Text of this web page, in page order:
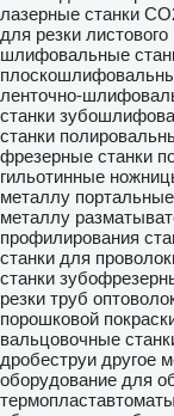
лазерные станки
для резки
шлифовальные
ленточно-
станки
станки
фрезерные станки
гильотинные
металлу
металлу
профилирования
станки для
станки
резки труб
порошковой
вальцовочные
дробеструи другое
оборудование для
термопластавтоматы